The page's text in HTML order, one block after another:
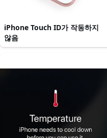
iPhone Touch ID가 작동하지
않음